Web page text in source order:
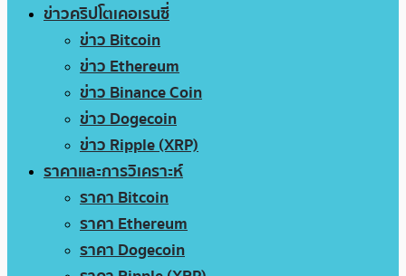
ข่าวคริปโตเคอเรนซี่
ข่าว Bitcoin
ข่าว Ethereum
ข่าว Binance Coin
ข่าว Dogecoin
ข่าว Ripple (XRP)
ราคาและการวิเคราะห์
ราคา Bitcoin
ราคา Ethereum
ราคา Dogecoin